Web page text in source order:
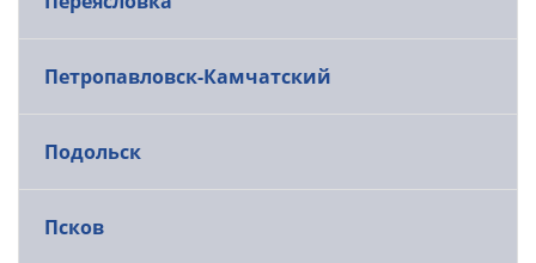
Петропавловск-Камчатский
Подольск
Псков